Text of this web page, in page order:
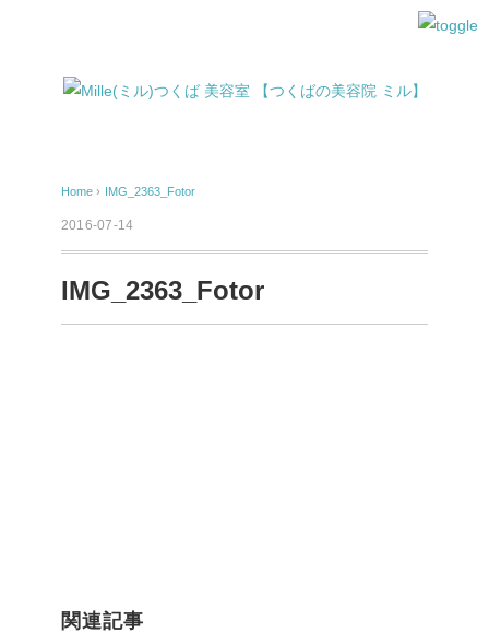
Home › IMG_2363_Fotor
2016-07-14
IMG_2363_Fotor
関連記事